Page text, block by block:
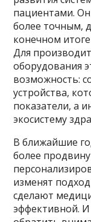
пациентами.
более точным,
конечном
Для
оборудования
возможность:
устройства,
показатели, а
экосистему
В ближайшие
более
изменят
сделают
эффективной.